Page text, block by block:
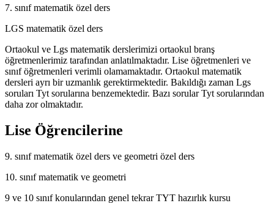
7. sınıf matematik özel ders
LGS matematik özel ders
Ortaokul ve Lgs matematik derslerimizi ortaokul branş
öğretmenlerimiz tarafından anlatılmaktadır. Lise öğretmenleri ve
sınıf öğretmenleri verimli olamamaktadır. Ortaokul matematik
dersleri ayrı bir uzmanlık gerektirmektedir. Bakıldığı zaman Lgs
soruları Tyt sorularına benzemektedir. Bazı sorular Tyt sorularından
daha zor olmaktadır.
Lise Öğrencilerine
9. sınıf matematik özel ders ve geometri özel ders
10. sınıf matematik ve geometri
9 ve 10 sınıf konularından genel tekrar TYT hazırlık kursu